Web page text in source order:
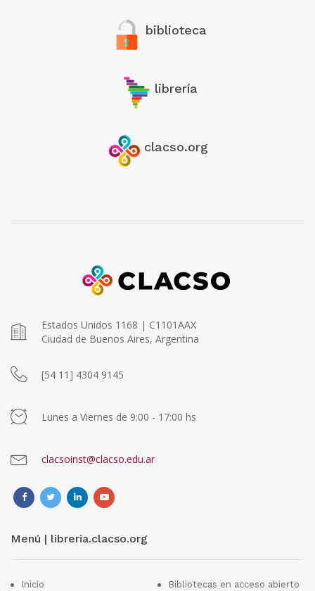
biblioteca
librería
clacso.org
Estados Unidos 1168 | C1101AAX
Ciudad de Buenos Aires, Argentina
[54 11] 4304 9145
Lunes a Viernes de 9:00 - 17:00 hs
clacsoinst@clacso.edu.ar
Menú | libreria.clacso.org
Inicio Bibliotecas en acceso abierto